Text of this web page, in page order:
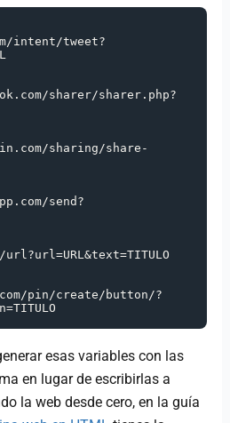
intent/tweet?
sharer/sharer.php?
sharing/share-
send?
pin/create/button/?
esas variables con las
en lugar de escribirlas a
la web desde cero, en la guía